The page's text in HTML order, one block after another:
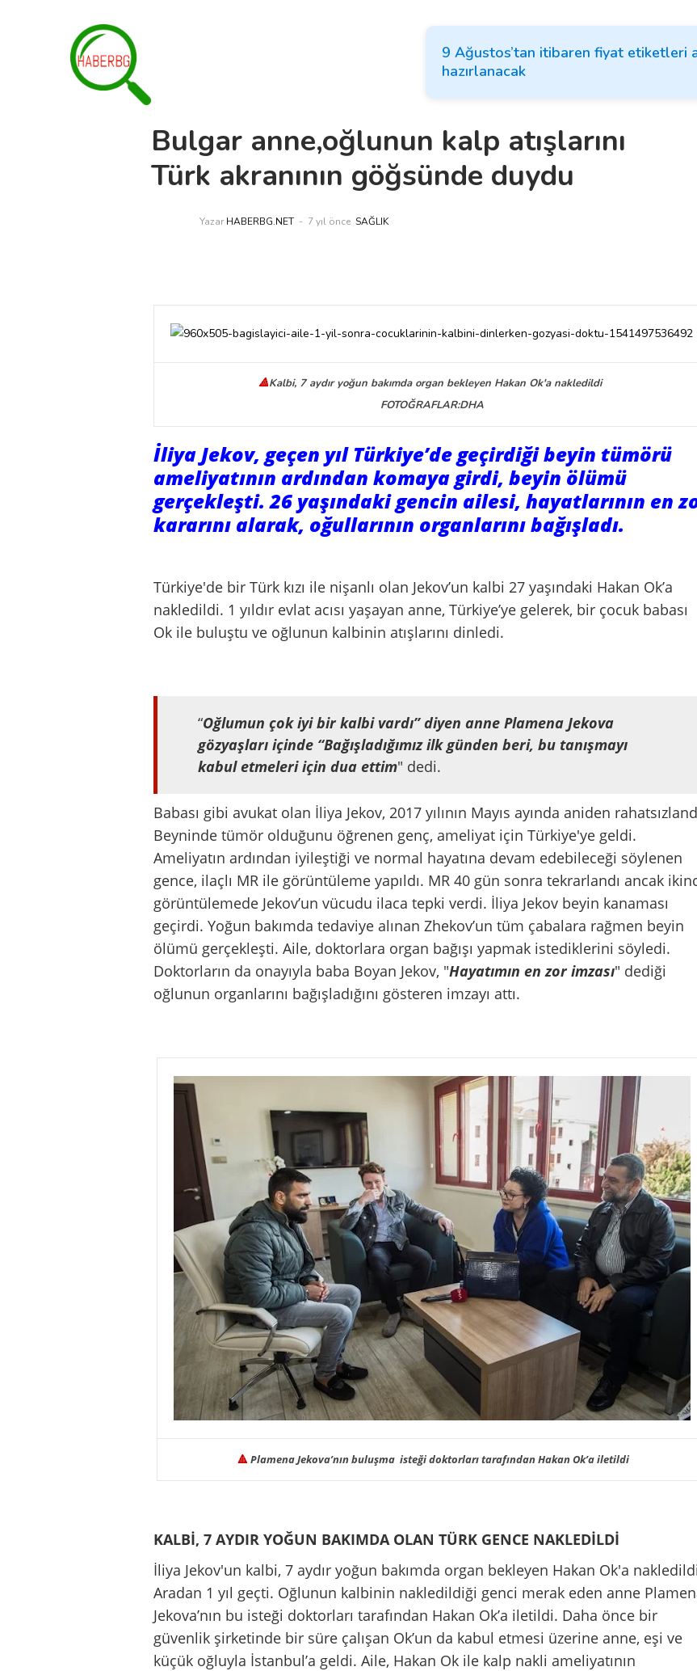
9 Ağustos’tan itibaren fiyat etiketleri
hazırlanacak
Bulgar anne,oğlunun kalp atışlarını
Türk akranının göğsünde duydu
Yazar HABERBG.NET 7 yıl önce SAĞLIK
🔺Kalbi, 7 aydır yoğun bakımda organ bekleyen Hakan Ok'a nakledildi
FOTOĞRAFLAR:DHA
İliya Jekov, geçen yıl Türkiye’de geçirdiği beyin tümörü
ameliyatının ardından komaya girdi, beyin ölümü
gerçekleşti. 26 yaşındaki gencin ailesi, hayatlarının en
kararını alarak, oğullarının organlarını bağışladı.
Türkiye'de bir Türk kızı ile nişanlı olan Jekov’un kalbi 27 yaşındaki Hakan Ok’a
nakledildi. 1 yıldır evlat acısı yaşayan anne, Türkiye’ye gelerek, bir çocuk babası
Ok ile buluştu ve oğlunun kalbinin atışlarını dinledi.
“Oğlumun çok iyi bir kalbi vardı” diyen anne Plamena Jekova
gözyaşları içinde “Bağışladığımız ilk günden beri, bu tanışmayı
kabul etmeleri için dua ettim" dedi.
Babası gibi avukat olan İliya Jekov, 2017 yılının Mayıs ayında aniden
Beyninde tümör olduğunu öğrenen genç, ameliyat için Türkiye'ye geldi.
Ameliyatın ardından iyileştiği ve normal hayatına devam edebileceği söylenen
gence, ilaçlı MR ile görüntüleme yapıldı. MR 40 gün sonra tekrarlandı ancak
görüntülemede Jekov’un vücudu ilaca tepki verdi. İliya Jekov beyin kanaması
geçirdi. Yoğun bakımda tedaviye alınan Zhekov’un tüm çabalara rağmen beyin
ölümü gerçekleşti. Aile, doktorlara organ bağışı yapmak istediklerini söyledi.
Doktorların da onayıyla baba Boyan Jekov, "Hayatımın en zor imzası" dediği
oğlunun organlarını bağışladığını gösteren imzayı attı.
🔺 Plamena Jekova’nın buluşma isteği doktorları tarafından Hakan Ok’a iletildi
KALBİ, 7 AYDIR YOĞUN BAKIMDA OLAN TÜRK GENCE NAKLEDİLDİ
İliya Jekov'un kalbi, 7 aydır yoğun bakımda organ bekleyen Hakan Ok'a
Aradan 1 yıl geçti. Oğlunun kalbinin nakledildiği genci merak eden anne
Jekova’nın bu isteği doktorları tarafından Hakan Ok’a iletildi. Daha önce bir
güvenlik şirketinde bir süre çalışan Ok’un da kabul etmesi üzerine anne, eşi ve
küçük oğluyla İstanbul’a geldi. Aile, Hakan Ok ile kalp nakli ameliyatının